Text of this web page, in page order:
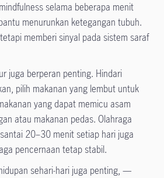
selama beberapa menit
menurunkan ketegangan tubuh.
memberi sinyal pada sistem saraf
juga berperan penting. Hindari
pilih makanan yang lembut untuk
yang dapat memicu asam
atau makanan pedas. Olahraga
20–30 menit setiap hari juga
pencernaan tetap stabil.
sehari-hari juga penting, —